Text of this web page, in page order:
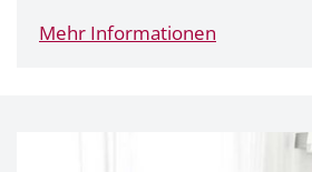
Mehr Informationen